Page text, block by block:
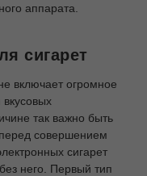
аппарата.
сигарет
включает огромное
так важно быть
совершением
сигарет
него. Первый тип